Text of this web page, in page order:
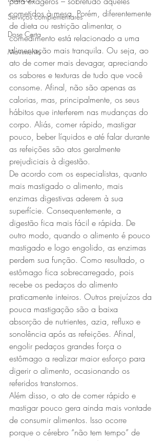
Serviços complementares
Dose Certa
Movimento
cometidos à mesa. Porém, diferentemente
de dieta ou restrição alimentar, o
comedimento está relacionado a uma
alimentação mais tranquila. Ou seja, ao
ato de comer mais devagar, apreciando
os sabores e texturas de tudo que você
consome. Afinal, não são apenas as
calorias, mas, principalmente, os seus
hábitos que interferem nas mudanças do
corpo. Aliás, comer rápido, mastigar
pouco, beber líquidos e até falar durante
as refeições são atos geralmente
prejudiciais à digestão.
De acordo com os especialistas, quanto
mais mastigado o alimento, mais
enzimas digestivas aderem à sua
superfície. Consequentemente, a
digestão fica mais fácil e rápida. De
outro modo, quando o alimento é pouco
mastigado e logo engolido, as enzimas
perdem sua função. Como resultado, o
estômago fica sobrecarregado, pois
recebe os pedaços do alimento
praticamente inteiros. Outros prejuízos da
pouca mastigação são a baixa
absorção de nutrientes, azia, refluxo e
sonolência após as refeições. Afinal,
engolir pedaços grandes força o
estômago a realizar maior esforço para
digerir o alimento, ocasionando os
referidos transtornos.
Além disso, o ato de comer rápido e
mastigar pouco gera ainda mais vontade
de consumir alimentos. Isso ocorre
porque o cérebro “não tem tempo” de